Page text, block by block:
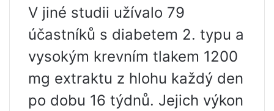
V jiné studii užívalo 79
účastníků s diabetem 2. typu a
vysokým krevním tlakem 1200
mg extraktu z hlohu každý den
po dobu 16 týdnů. Jejich výkon